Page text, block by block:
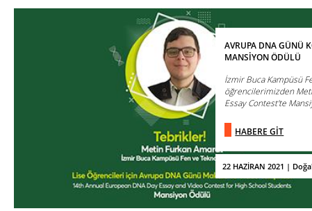
22 HAZİRAN 2021 |
AVRUPA DNA GÜNÜ
MANSİYON ÖDÜLÜ
İzmir Buca Kampüsü
öğrencilerimizden
Essay Contest'te
HABERE GİT